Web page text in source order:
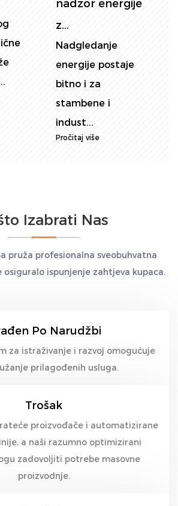
električni brojili
DIN Rail naširoko
se korist...
Izabrati Nas
pruža profesionalna sveobuhvatna
osiguralo ispunjenje zahtjeva kupaca.
Po Narudžbi
za istraživanje i razvoj omogućuje
prilagođenih usluga.
Trošak
proizvođače i automatizirane
a naši razumno optimizirani
zadovoljiti potrebe masovne
proizvodnje.